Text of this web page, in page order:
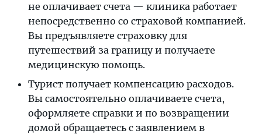
не оплачивает счета — клиника работает
непосредственно со страховой компанией.
Вы предъявляете страховку для
путешествий за границу и получаете
медицинскую помощь.
Турист получает компенсацию расходов.
Вы самостоятельно оплачиваете счета,
оформляете справки и по возвращении
домой обращаетесь с заявлением в